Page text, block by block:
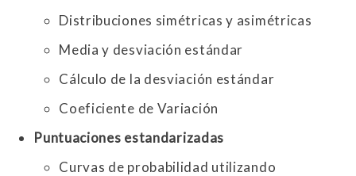
Distribuciones simétricas y asimétricas
Media y desviación estándar
Cálculo de la desviación estándar
Coeficiente de Variación
Puntuaciones estandarizadas
Curvas de probabilidad utilizando